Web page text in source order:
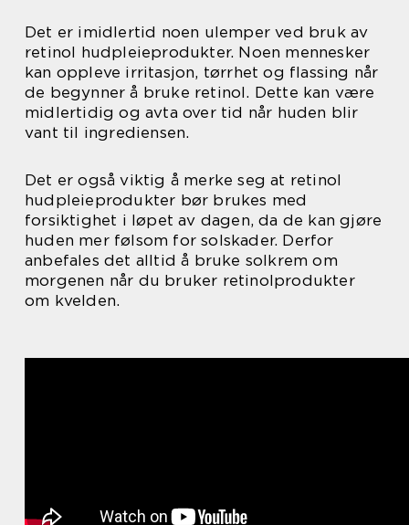
Det er imidlertid noen ulemper ved bruk av
retinol hudpleieprodukter. Noen mennesker
kan oppleve irritasjon, tørrhet og flassing når
de begynner å bruke retinol. Dette kan være
midlertidig og avta over tid når huden blir
vant til ingrediensen.
Det er også viktig å merke seg at retinol
hudpleieprodukter bør brukes med
forsiktighet i løpet av dagen, da de kan gjøre
huden mer følsom for solskader. Derfor
anbefales det alltid å bruke solkrem om
morgenen når du bruker retinolprodukter
om kvelden.